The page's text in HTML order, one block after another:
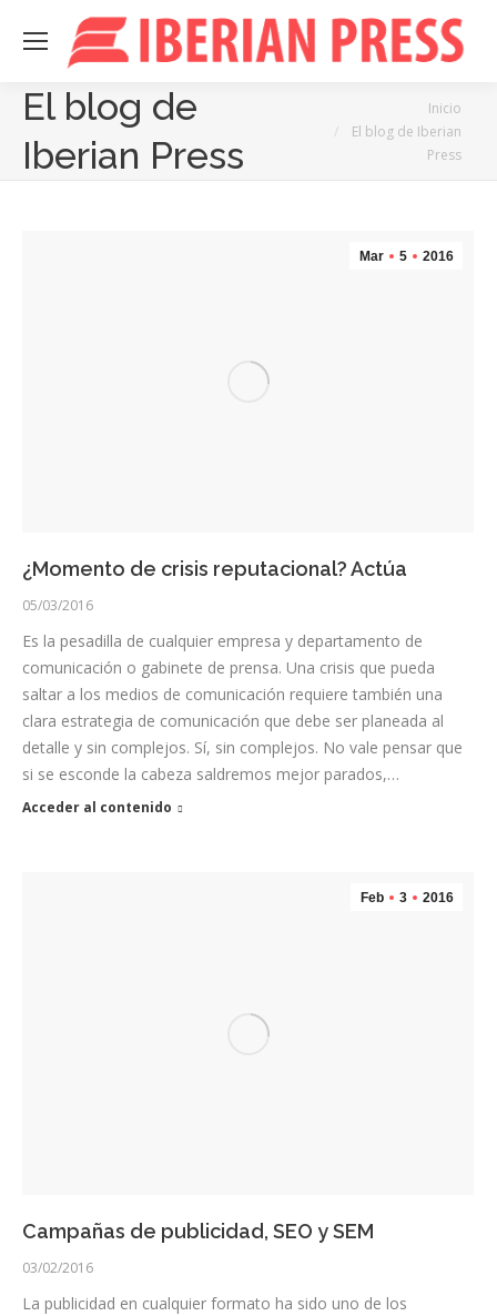
El blog de
Iberian Press
Inicio
El blog de Iberian
Press
Mar 5 2016
¿Momento de crisis reputacional? Actúa
05/03/2016
Es la pesadilla de cualquier empresa y departamento de
comunicación o gabinete de prensa. Una crisis que pueda
saltar a los medios de comunicación requiere también una
clara estrategia de comunicación que debe ser planeada al
detalle y sin complejos. Sí, sin complejos. No vale pensar que
si se esconde la cabeza saldremos mejor parados,…
Acceder al contenido
Feb 3 2016
Campañas de publicidad, SEO y SEM
03/02/2016
La publicidad en cualquier formato ha sido uno de los